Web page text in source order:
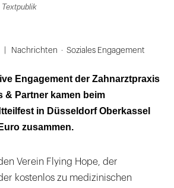
Nachrichten Soziales Engagement
Engagement der Zahnarztpraxis
& Partner kamen beim
in Düsseldorf Oberkassel
zusammen.
Verein Flying Hope, der
kostenlos zu medizinischen